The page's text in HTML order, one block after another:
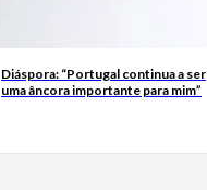
Diáspora: “Portugal continua a ser
uma âncora importante para mim”